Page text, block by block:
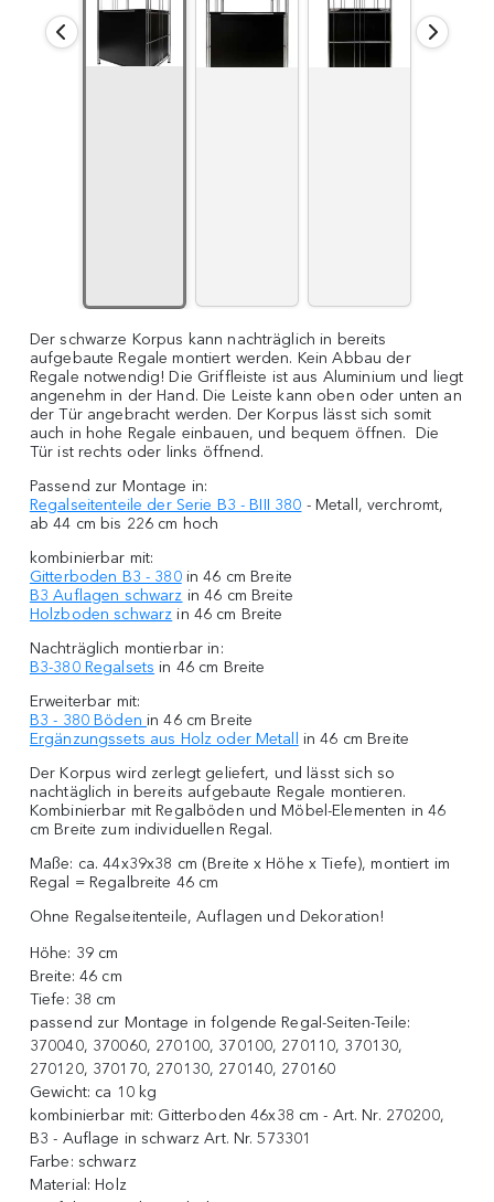
Der schwarze Korpus kann nachträglich in bereits
aufgebaute Regale montiert werden. Kein Abbau der
Regale notwendig! Die Griffleiste ist aus Aluminium und liegt
angenehm in der Hand. Die Leiste kann oben oder unten an
der Tür angebracht werden. Der Korpus lässt sich somit
auch in hohe Regale einbauen, und bequem öffnen. Die
Tür ist rechts oder links öffnend.
Passend zur Montage in:
Regalseitenteile der Serie B3 - BIII 380 - Metall, verchromt,
ab 44 cm bis 226 cm hoch
kombinierbar mit:
Gitterboden B3 - 380in 46 cm Breite
B3 Auflagen schwarz in 46 cm Breite
Holzboden schwarz in 46 cm Breite
Nachträglich montierbar in:
B3-380 Regalsets in 46 cm Breite
Erweiterbar mit:
B3 - 380 Böden in 46 cm Breite
Ergänzungssets aus Holz oder Metall
in 46 cm Breite
Der Korpus wird zerlegt geliefert, und lässt sich so
nachtäglich in bereits aufgebaute Regale montieren.
Kombinierbar mit Regalböden und Möbel-Elementen in 46
cm Breite zum individuellen Regal.
Maße: ca. 44x39x38 cm (Breite x Höhe x Tiefe), montiert im
Regal = Regalbreite 46 cm
Ohne Regalseitenteile, Auflagen und Dekoration!
Höhe: 39 cm
Breite: 46 cm
Tiefe: 38 cm
passend zur Montage in folgende Regal-Seiten-Teile:
370040, 370060, 270100, 370100, 270110, 370130,
270120, 370170, 270130, 270140, 270160
Gewicht: ca 10 kg
kombinierbar mit: Gitterboden 46x38 cm - Art. Nr. 270200,
B3 - Auflage in schwarz Art. Nr. 573301
Farbe: schwarz
Material: Holz